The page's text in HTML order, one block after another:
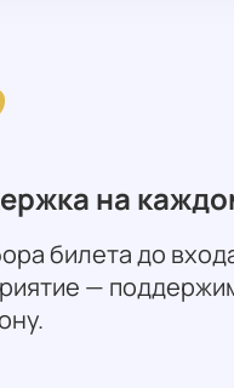
на
билета до
—